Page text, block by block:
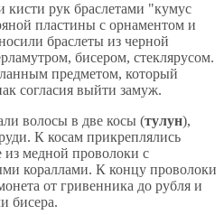
рук браслетами "кумус
пластины с орнаментом и
браслеты из черной
бисером, стеклярусом.
предметом, который
согласия выйти замуж.
волосы в две косы (тулун),
К косам прикреплялись
из медной проволоки с
кораллами. К концу проволоки
от гривенника до рубля и
бисера.